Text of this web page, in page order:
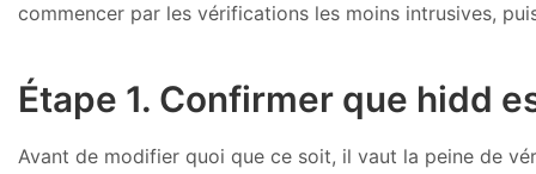
commencer par les vérifications les moins intrusives,
Étape 1. Confirmer que hidd
Avant de modifier quoi que ce soit, il vaut la peine de